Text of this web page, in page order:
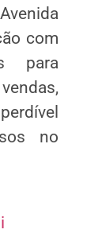
com
para
no